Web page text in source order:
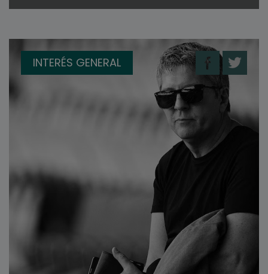
INTERÉS GENERAL